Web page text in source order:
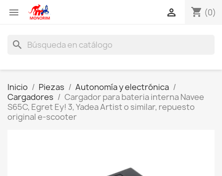
 shopping_cart (0)

search
Inicio Piezas
Autonomía y electrónica
Cargadores
Cargador para bateria interna Navee
S65C, Egret Ey! 3, Yadea Artist o similar, repuesto
original e-scooter